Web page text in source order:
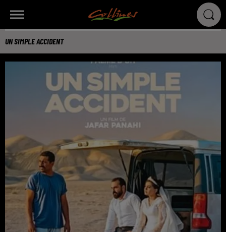
UN SIMPLE ACCIDENT